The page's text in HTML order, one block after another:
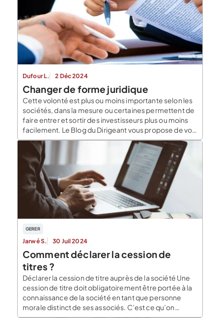
Dufour L. 2 Déc 2024
Changer de forme juridique
Cette volonté est plus ou moins importante selon les
sociétés, dans la mesure ou certaines permettent de
faire entrer et sortir des investisseurs plus ou moins
facilement. Le Blog du Dirigeant vous propose de voir
plus en détails en quoi consiste la modification des
statuts d’une société. La modification de l’identité de
la société Les […]
GERER
Jarwé S. 30 Juil 2024
Comment déclarer la cession de
titres ?
Déclarer la cession de titre auprès de la société Une
cession de titre doit obligatoirement être portée à la
connaissance de la société en tant que personne
morale distinct de ses associés. C’est ce qu’on